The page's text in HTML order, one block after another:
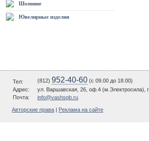
Шоппинг
Ювелирные изделия
Тел: (812) 952-40-60 (c 09.00 до 18.00)
Адрес:
ул. Варшавская, 26, оф.4 (м.Электросила),
Почта:
info@vashspb.ru
Авторские права Реклама на сайте